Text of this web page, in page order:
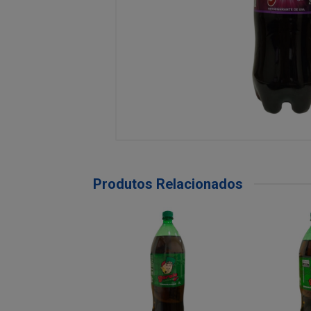
Produtos Relacionados